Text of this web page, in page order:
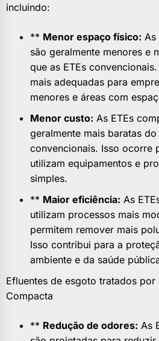
incluindo:
** Menor espaço físico: As
são geralmente menores e
que as ETEs
mais adequadas para
menores e áreas com
Menor custo: As ETEs
geralmente mais baratas do
convencionais. Isso ocorre
utilizam equipamentos e
simples.
** Maior eficiência: As
utilizam processos mais
permitem remover mais
Isso contribui para a
ambiente e da saúde
Efluentes de esgoto tratados por
Compacta
** Redução de odores: As